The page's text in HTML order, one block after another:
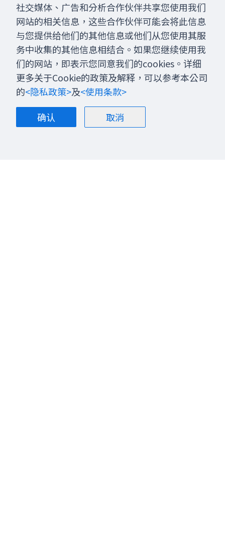
社交媒体、广告和分析合作伙伴共享您使用我们
网站的相关信息，这些合作伙伴可能会将此信息
与您提供给他们的其他信息或他们从您使用其服
务中收集的其他信息相结合。如果您继续使用我
们的网站，即表示您同意我们的cookies。详细
更多关于Cookie的政策及解释，可以参考本公司
的<隐私政策>及<使用条款>
确认
取消